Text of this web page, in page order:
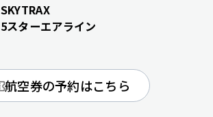
SKYTRAX
5スターエアライン
航空券の予約はこちら